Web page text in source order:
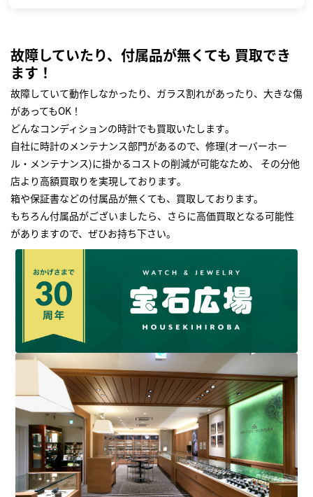
故障していたり、付属品が無くても 買取でき
ます！
故障していて動作しなかったり、ガラス割れがあったり、大きな傷
があってもOK！
どんなコンディションの時計でも買取いたします｡
自社に時計のメンテナンス部門があるので、修理(オーバーホー
ル・メンテナンス)に掛かるコストの削減が可能なため、 その分他
店より高額買取りを実現しております｡
箱や保証書などの付属品が無くても、買取しております。
もちろん付属品がございましたら、さらに高価買取となる可能性
がありますので、ぜひお持ち下さい｡